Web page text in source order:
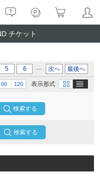
チケット
5 6 ... 次へ 最後へ
表示形式 画像
60 120
検索する